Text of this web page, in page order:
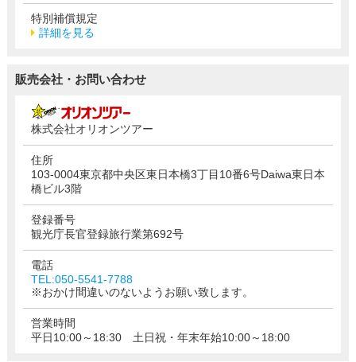
特別補償規定
詳細を見る
販売会社・お問い合わせ
株式会社オリオンツアー
住所
103-0004東京都中央区東日本橋3丁目10番6号Daiwa東日本
橋ビル3階
登録番号
観光庁長官登録旅行業第692号
電話
TEL:050-5541-7788
※おかけ間違いのないようお願い致します。
営業時間
平日10:00～18:30 土日祝・年末年始10:00～18:00